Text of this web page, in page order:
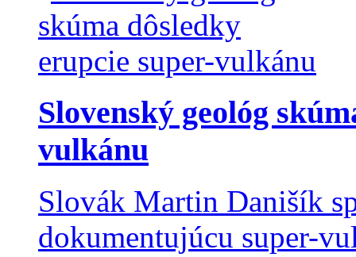
Slovenský geológ
vulkánu
Slovák Martin Danišík
dokumentujúcu super-